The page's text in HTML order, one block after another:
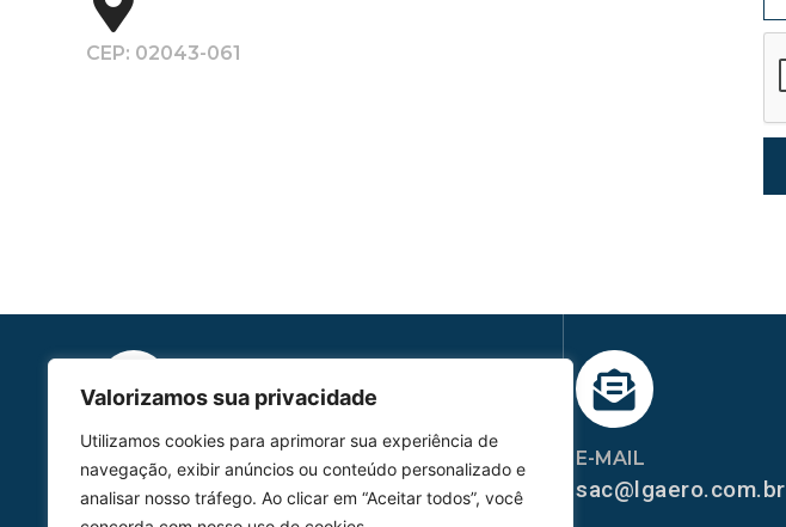
Valorizamos sua privacidade
Utilizamos cookies para aprimorar sua experiência de
navegação, exibir anúncios ou conteúdo personalizado e
analisar nosso tráfego. Ao clicar em “Aceitar todos”, você
CEP: 02043-061
HOMOLGAÇÃO
COM 2109-02/ANAC
E-MAIL
sac@lgaero.com.br